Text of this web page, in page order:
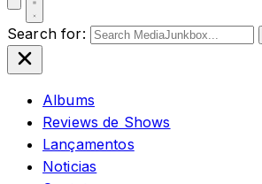
Search for:
Albums
Reviews de Shows
Lançamentos
Noticias